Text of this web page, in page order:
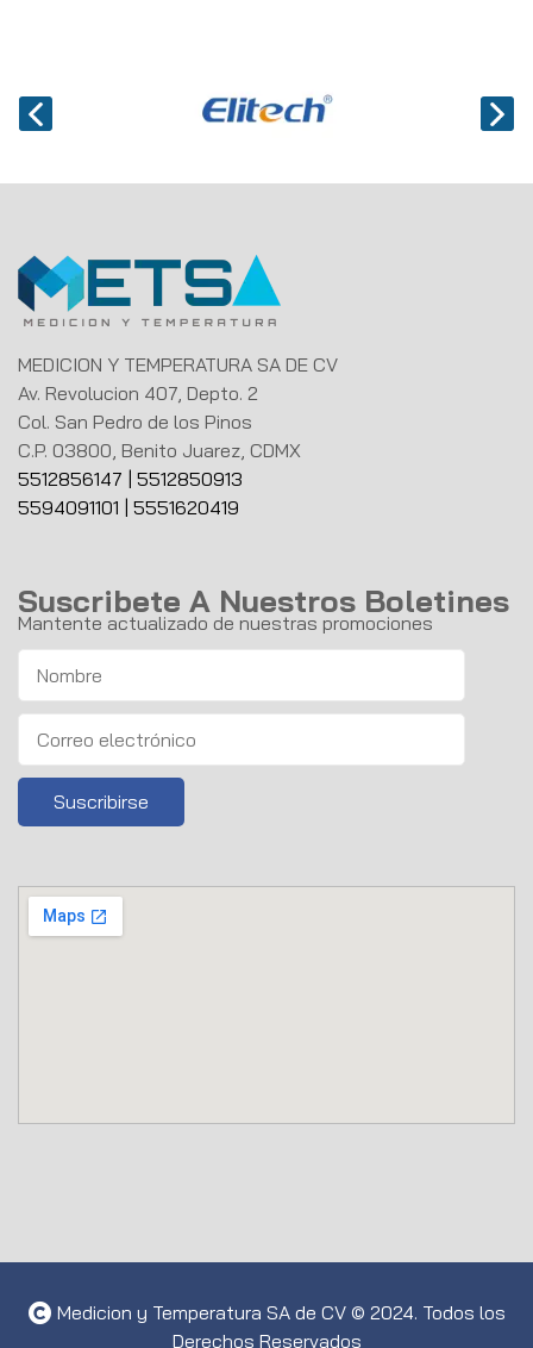
MEDICION Y TEMPERATURA SA DE CV
Av. Revolucion 407, Depto. 2
Col. San Pedro de los Pinos
C.P. 03800, Benito Juarez, CDMX
5512856147
5512850913
5594091101
5551620419
Suscribete A Nuestros Boletines
Mantente actualizado de nuestras promociones
Medicion y Temperatura SA de CV © 2024. Todos los
Derechos Reservados